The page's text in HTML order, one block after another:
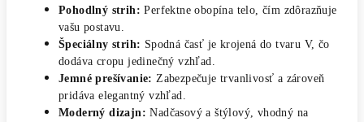
Pohodlný strih: Perfektne obopína telo, čím zdôrazňuje
vašu postavu.
Špeciálny strih: Spodná časť je krojená do tvaru V, čo
dodáva cropu jedinečný vzhľad.
Jemné prešívanie: Zabezpečuje trvanlivosť a zároveň
pridáva elegantný vzhľad.
Moderný dizajn: Nadčasový a štýlový, vhodný na